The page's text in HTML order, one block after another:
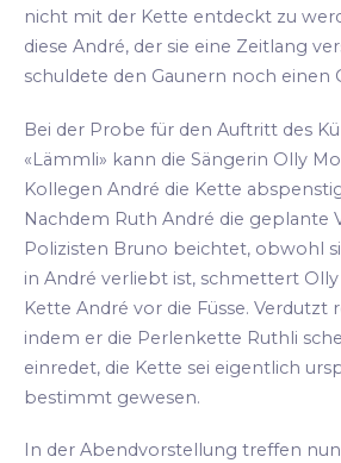
nicht mit der Kette entdeckt zu
diese André, der sie eine Zeitlang
schuldete den Gaunern noch einen
Bei der Probe für den Auftritt des
«Lämmli» kann die Sängerin Olly
Kollegen André die Kette
Nachdem Ruth André die geplante
Polizisten Bruno beichtet, obwohl
in André verliebt ist, schmettert Olly
Kette André vor die Füsse. Verdutzt
indem er die Perlenkette Ruthli
einredet, die Kette sei eigentlich
bestimmt gewesen.
In der Abendvorstellung treffen